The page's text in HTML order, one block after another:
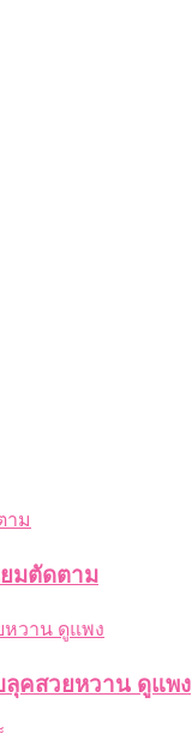
มตัดตาม
ลุคสวยหวาน ดูแพง